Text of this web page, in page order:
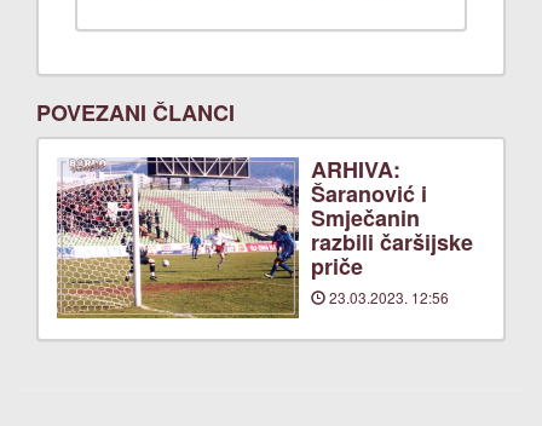
POVEZANI ČLANCI
ARHIVA:
Šaranović i
Smječanin
razbili čaršijske
priče
23.03.2023. 12:56